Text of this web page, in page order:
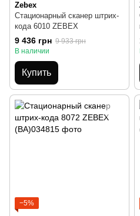
Zebex
Стационарный сканер штрих-
кода 6010 ZEBEX
9 436 грн 9 933 грн
В наличии
Купить
−5%